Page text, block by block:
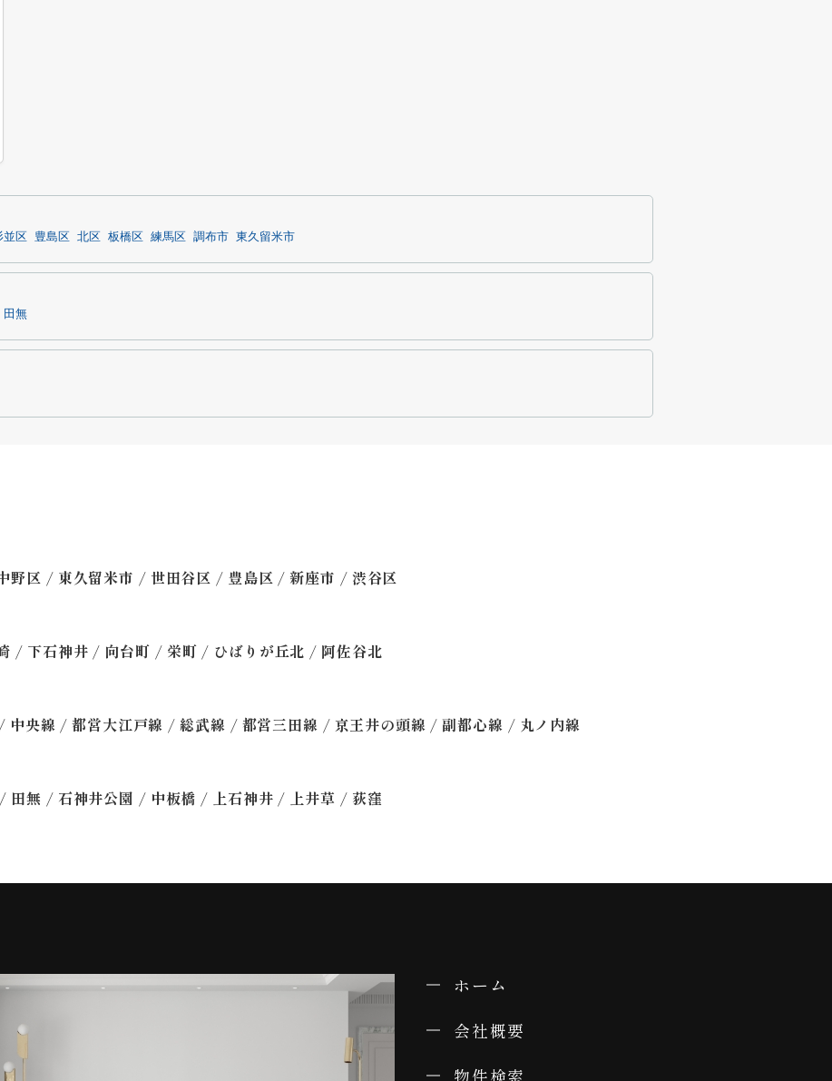
並区 豊島区 北区 板橋区 練馬区 調布市 東久留米市
田無
野区 / 東久留米市 / 世田谷区 / 豊島区 / 新座市 / 渋谷区
/ 下石神井 / 向台町 / 栄町 / ひばりが丘北 / 阿佐谷北
/ 中央線 / 都営大江戸線 / 総武線 / 都営三田線 / 京王井の頭線 / 副都心線 / 丸ノ内線
/ 田無 / 石神井公園 / 中板橋 / 上石神井 / 上井草 / 荻窪
ホーム
会社概要
物件検索